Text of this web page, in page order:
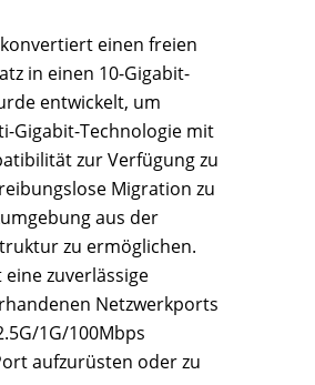
konvertiert einen freien
in einen 10-Gigabit-
entwickelt, um
Gigabit-Technologie mit
zur Verfügung zu
Migration zu
aus der
zu ermöglichen.
eine zuverlässige
Netzwerkports
1G/100Mbps
aufzurüsten oder zu